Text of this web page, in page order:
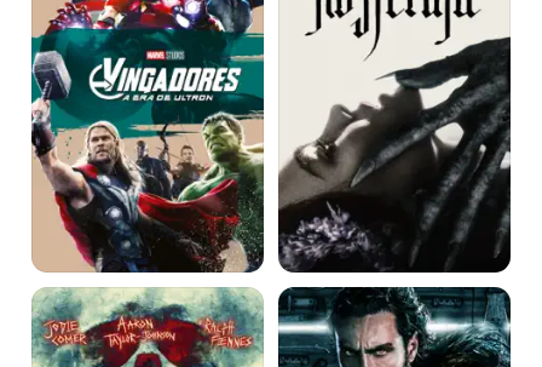
Ultron
28
Anos
Depois
Kraven
-
O
Caçador